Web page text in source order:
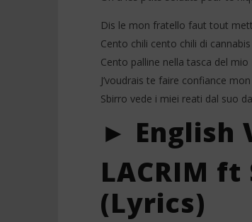
Dis le mon fratello faut tout
Cento chili cento chili di cannabis
Cento palline nella tasca del
J’voudrais te faire confiance
Sbirro vede i miei reati dal suo
► English
LACRIM ft
(Lyrics)